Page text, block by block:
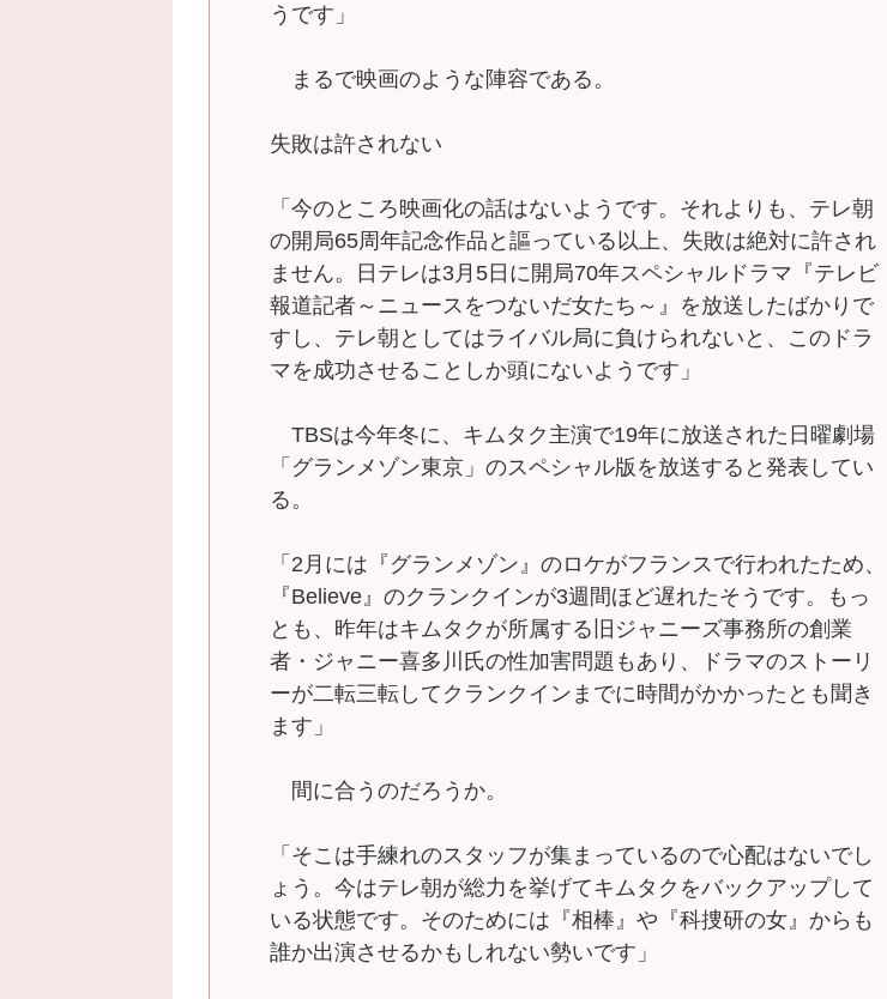
うです」
まるで映画のような陣容である。
失敗は許されない
「今のところ映画化の話はないようです。それよりも、テレ朝
の開局65周年記念作品と謳っている以上、失敗は絶対に許され
ません。日テレは3月5日に開局70年スペシャルドラマ『テレビ
報道記者～ニュースをつないだ女たち～』を放送したばかりで
すし、テレ朝としてはライバル局に負けられないと、このドラ
マを成功させることしか頭にないようです」
TBSは今年冬に、キムタク主演で19年に放送された日曜劇場
「グランメゾン東京」のスペシャル版を放送すると発表してい
る。
「2月には『グランメゾン』のロケがフランスで行われたため、
『Believe』のクランクインが3週間ほど遅れたそうです。もっ
とも、昨年はキムタクが所属する旧ジャニーズ事務所の創業
者・ジャニー喜多川氏の性加害問題もあり、ドラマのストーリ
ーが二転三転してクランクインまでに時間がかかったとも聞き
ます」
間に合うのだろうか。
「そこは手練れのスタッフが集まっているので心配はないでし
ょう。今はテレ朝が総力を挙げてキムタクをバックアップして
いる状態です。そのためには『相棒』や『科捜研の女』からも
誰か出演させるかもしれない勢いです」